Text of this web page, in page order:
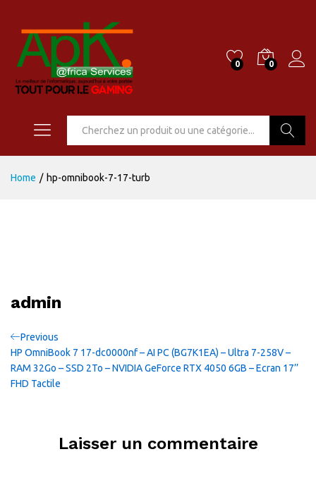
0 0
Home / hp-omnibook-7-17-turb
admin
Navigation
de
l’article
Previous
Post
Previous
HP OmniBook 7 17-dc0000nf – AI PC (BG7K1EA) – Ultra 7-258V –
RAM 32Go – SSD 2To – NVIDIA GeForce RTX 4050 6GB – Ecran 17’’
FHD Tactile
Laisser un commentaire